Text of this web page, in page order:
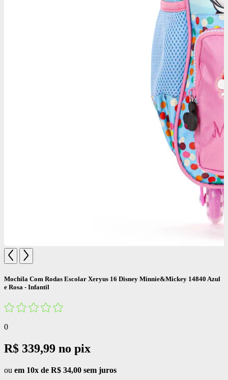
Mochila Com Rodas Escolar Xeryus 16 Disney Minnie&Mickey 14840 Azul
e Rosa - Infantil
0
R$ 339,99 no pix
ou em 10x de R$ 34,00 sem juros